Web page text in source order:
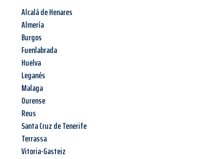
Alcalá de Henares
Almería
Burgos
Fuenlabrada
Huelva
Leganés
Malaga
Ourense
Reus
Santa Cruz de Tenerife
Terrassa
Vitoria-Gasteiz